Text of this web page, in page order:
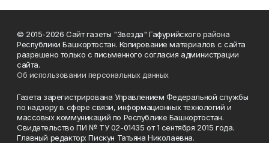
© 2015-2026 Сайт газеты "Звезда" Гафурийского района
Республики Башкортостан. Копирование материалов с сайта
разрешено только с письменного согласия администрации
сайта.
Об использовании персональных данных
Газета зарегистрирована Управлением Федеральной службы
по надзору в сфере связи, информационных технологий и
массовых коммуникаций по Республике Башкортостан.
Свидетельство ПИ № ТУ 02-01435 от 1 сентября 2015 года.
Главный редактор: Пискун Татьяна Николаевна.